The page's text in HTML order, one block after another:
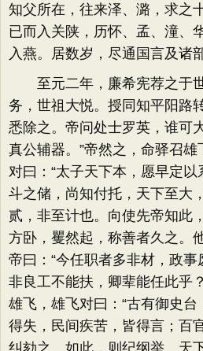
知父所在，往来泽、潞，求之
已而入关陕，历怀、孟、潼、
入燕。居数岁，尽通国言及诸
至元二年，廉希宪荐之于世
务，世祖大悦。授同知平阳路
悉除之。帝问处士罗英，谁可
真公辅器。”帝然之，命驿召雄
对曰：“太子天下本，愿早定
斗之储，尚知付托，天下至大
贰，非至计也。向使先帝知此
方卧，矍然起，称善者久之。
帝曰：“今任职者多非材，政事
非良工不能扶，卿辈能任此乎
雄飞，雄飞对曰：“古有御史
得失，民间疾苦，皆得言；百
纠劾之。如此，则纪纲举、天